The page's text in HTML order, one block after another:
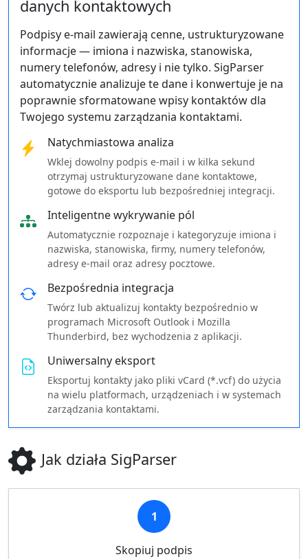
danych kontaktowych
Podpisy e-mail zawierają cenne, ustrukturyzowane
informacje — imiona i nazwiska, stanowiska,
numery telefonów, adresy i nie tylko. SigParser
automatycznie analizuje te dane i konwertuje je na
poprawnie sformatowane wpisy kontaktów dla
Twojego systemu zarządzania kontaktami.
Natychmiastowa analiza
Wklej dowolny podpis e-mail i w kilka sekund
otrzymaj ustrukturyzowane dane kontaktowe,
gotowe do eksportu lub bezpośredniej integracji.
Inteligentne wykrywanie pól
Automatycznie rozpoznaje i kategoryzuje imiona i
nazwiska, stanowiska, firmy, numery telefonów,
adresy e-mail oraz adresy pocztowe.
Bezpośrednia integracja
Twórz lub aktualizuj kontakty bezpośrednio w
programach Microsoft Outlook i Mozilla
Thunderbird, bez wychodzenia z aplikacji.
Uniwersalny eksport
Eksportuj kontakty jako pliki vCard (*.vcf) do użycia
na wielu platformach, urządzeniach i w systemach
zarządzania kontaktami.
Jak działa SigParser
1
Skopiuj podpis